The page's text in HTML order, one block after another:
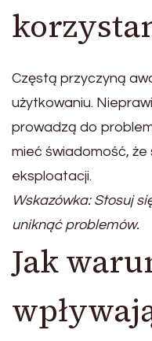
Częstą przyczyną
użytkowaniu.
prowadzą do
mieć świadomość,
eksploatacji.
Wskazówka: Stosuj
uniknąć problemów.
Jak